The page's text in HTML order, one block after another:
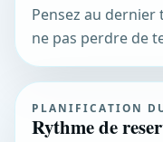
Pensez au
ne pas perdre de
PLANIFICATION
Rythme de